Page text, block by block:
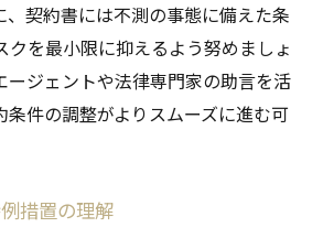
、契約書には不測の事態に備えた条
クを最小限に抑えるよう努めましょ
ージェントや法律専門家の助言を活
条件の調整がよりスムーズに進む可
措置の理解